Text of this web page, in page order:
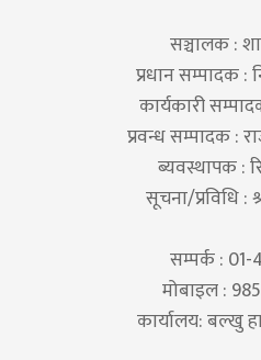
सञ्चालक :
प्रधान सम्पादक :
कार्यकारी
प्रवन्ध सम्पादक :
ब्यवस्थापक :
सूचना/प्रविधि :
सम्पर्क :
मोबाइल :
कार्यालय: बल्खु